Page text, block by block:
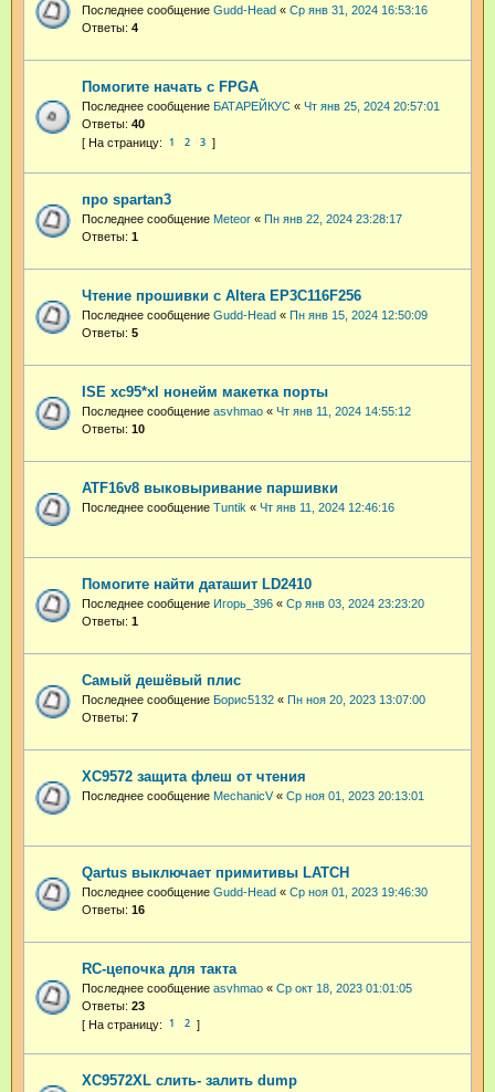
Последнее сообщение Gudd-Head « Ср янв 31, 2024 16:53:16
Ответы: 4
Помогите начать с FPGA
Последнее сообщение БАТАРЕЙКУС « Чт янв 25, 2024 20:57:01
Ответы: 40
1 2 3
про spartan3
Последнее сообщение Meteor « Пн янв 22, 2024 23:28:17
Ответы: 1
Чтение прошивки с Altera EP3C116F256
Последнее сообщение Gudd-Head « Пн янв 15, 2024 12:50:09
Ответы: 5
ISE xc95*xl нонейм макетка порты
Последнее сообщение asvhmao « Чт янв 11, 2024 14:55:12
Ответы: 10
ATF16v8 выковыривание паршивки
Последнее сообщение Tuntik « Чт янв 11, 2024 12:46:16
Помогите найти даташит LD2410
Последнее сообщение Игорь_396 « Ср янв 03, 2024 23:23:20
Ответы: 1
Самый дешёвый плис
Последнее сообщение Борис5132 « Пн ноя 20, 2023 13:07:00
Ответы: 7
XC9572 защита флеш от чтения
Последнее сообщение MechanicV« Ср ноя 01, 2023 20:13:01
Qartus выключает примитивы LATCH
Последнее сообщение Gudd-Head « Ср ноя 01, 2023 19:46:30
Ответы: 16
RC-цепочка для такта
Последнее сообщение asvhmao « Ср окт 18, 2023 01:01:05
Ответы: 23
1 2
XC9572XL слить- залить dump